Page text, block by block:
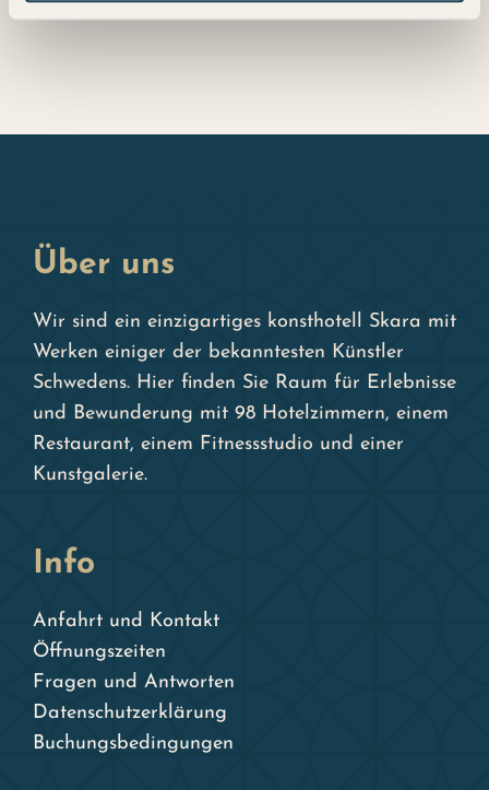
Über uns
Wir sind ein einzigartiges konsthotell Skara mit
Werken einiger der bekanntesten Künstler
Schwedens. Hier finden Sie Raum für Erlebnisse
und Bewunderung mit 98 Hotelzimmern, einem
Restaurant, einem Fitnessstudio und einer
Kunstgalerie.
Info
Anfahrt und Kontakt
Öffnungszeiten
Fragen und Antworten
Datenschutzerklärung
Buchungsbedingungen